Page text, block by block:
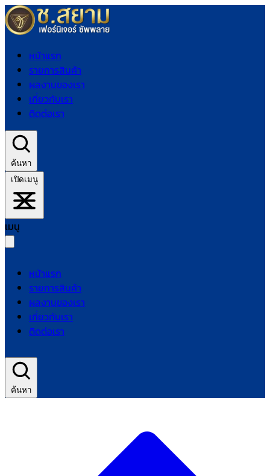
หน้าแรก
รายการสินค้า
ผลงานของเรา
เกี่ยวกับเรา
ติดต่อเรา
ค้นหา
เปิดเมนู
เมนู
หน้าแรก
รายการสินค้า
ผลงานของเรา
เกี่ยวกับเรา
ติดต่อเรา
ค้นหา